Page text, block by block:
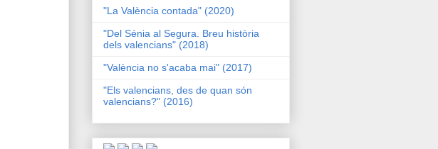
"La València contada" (2020)
"Del Sénia al Segura. Breu història
dels valencians" (2018)
"València no s'acaba mai" (2017)
"Els valencians, des de quan són
valencians?" (2016)